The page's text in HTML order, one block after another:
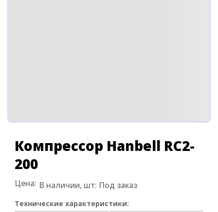
Компрессор Hanbell RC2-
200
Цена: В наличии, шт: Под заказ
Технические характеристики: